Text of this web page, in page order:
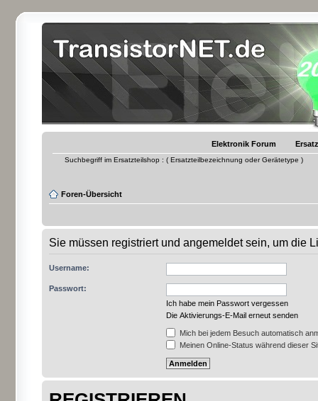
Elektronik Forum
Suchbegriff im Ersatzteilshop : ( Ersatzteilbezeichnung oder Gerätetype )
Foren-Übersicht
Sie müssen registriert und angemeldet sein, um die
Username:
Passwort:
Ich habe mein Passwort vergessen
Die Aktivierungs-E-Mail erneut senden
Mich bei jedem Besuch automatisch
Meinen Online-Status während dieser